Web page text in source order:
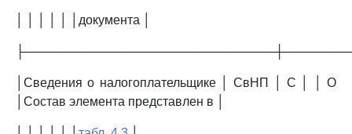
│ │ │ │ │ │документа │
│Сведения о налогоплательщике │ СвНП │ С │ │ О
│Состав элемента представлен в │